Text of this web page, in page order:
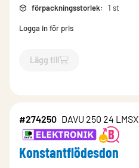
förpackningsstorlek: 1 st
Logga in för pris
Lägg till
`$Lägg till
#274250 DAVU 250 24 LMSX
Konstantflödesdon